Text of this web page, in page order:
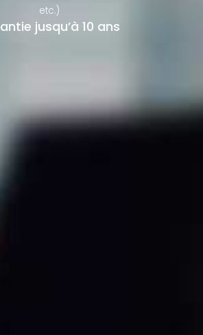
etc.)
jusqu’à 10 ans